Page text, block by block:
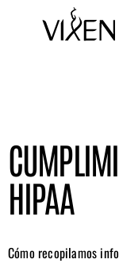
HIPAA
Cómo recopilamos